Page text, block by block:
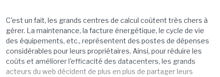
C'est un fait, les grands centres de calcul coûtent très chers à
gérer. La maintenance, la facture énergétique, le cycle de vie
des équipements, etc., représentent des postes de dépenses
considérables pour leurs propriétaires. Ainsi, pour réduire les
coûts et améliorer l'efficacité des datacenters, les grands
acteurs du web décident de plus en plus de partager leurs